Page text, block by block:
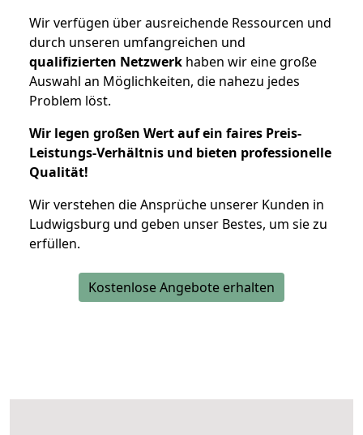
Wir verfügen über ausreichende Ressourcen und
durch unseren umfangreichen und
qualifizierten Netzwerk haben wir eine große
Auswahl an Möglichkeiten, die nahezu jedes
Problem löst.
Wir legen großen Wert auf ein faires Preis-
Leistungs-Verhältnis und bieten professionelle
Qualität!
Wir verstehen die Ansprüche unserer Kunden in
Ludwigsburg und geben unser Bestes, um sie zu
erfüllen.
Kostenlose Angebote erhalten